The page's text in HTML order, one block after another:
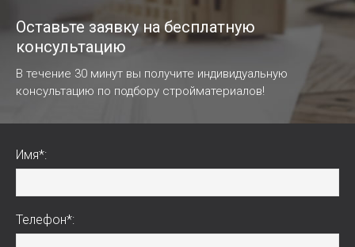
Оставьте заявку на бесплатную
консультацию
В течение 30 минут вы получите индивидуальную
консультацию по подбору стройматериалов!
Имя*:
Телефон*: